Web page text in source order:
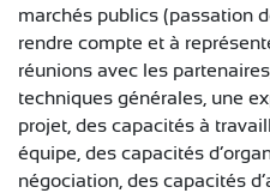
marchés publics (passation
rendre compte et à
réunions avec les
techniques générales, une
projet, des capacités à
équipe, des capacités
négociation, des capacités